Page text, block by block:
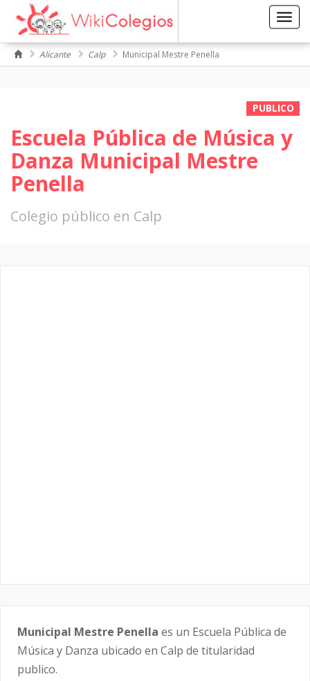
Alicante Calp Municipal Mestre Penella
PUBLICO
Escuela Pública de Música y
Danza Municipal Mestre
Penella
Colegio público en Calp
Municipal Mestre Penella es un Escuela Pública de
Música y Danza ubicado en Calp de titularidad
publico.